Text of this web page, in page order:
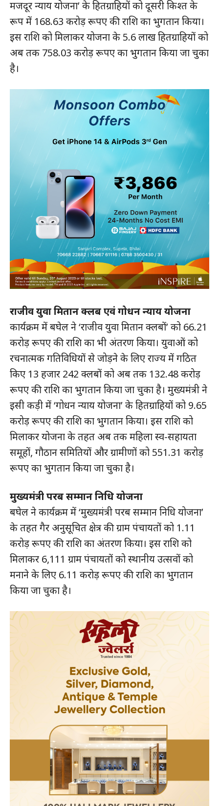
हमसे जुड़े
SUBSCRIBE NOW
मजदूर न्याय योजना’ के हितग्राहियों को दूसरी किश्त के
रूप में 168.63 करोड़ रूपए की राशि का भुगतान किया।
इस राशि को मिलाकर योजना के 5.6 लाख हितग्राहियों को
अब तक 758.03 करोड़ रूपए का भुगतान किया जा चुका
है।
राजीव युवा मितान क्लब एवं गोधन न्याय योजना
कार्यक्रम में बघेल ने ‘राजीव युवा मितान क्लबों’ को 66.21
करोड़ रूपए की राशि का भी अंतरण किया। युवाओं को
रचनात्मक गतिविधियों से जोड़ने के लिए राज्य में गठित
किए 13 हजार 242 क्लबों को अब तक 132.48 करोड़
रूपए की राशि का भुगतान किया जा चुका है। मुख्यमंत्री ने
इसी कड़ी में ‘गोधन न्याय योजना’ के हितग्राहियों को 9.65
करोड़ रूपए की राशि का भुगतान किया। इस राशि को
मिलाकर योजना के तहत अब तक महिला स्व-सहायता
समूहों, गौठान समितियों और ग्रामीणों को 551.31 करोड़
रूपए का भुगतान किया जा चुका है।
मुख्यमंत्री परब सम्मान निधि योजना
बघेल ने कार्यक्रम में ‘मुख्यमंत्री परब सम्मान निधि योजना’
के तहत गैर अनुसूचित क्षेत्र की ग्राम पंचायतों को 1.11
करोड़ रूपए की राशि का अंतरण किया। इस राशि को
मिलाकर 6,111 ग्राम पंचायतों को स्थानीय उत्सवों को
मनाने के लिए 6.11 करोड़ रूपए की राशि का भुगतान
किया जा चुका है।